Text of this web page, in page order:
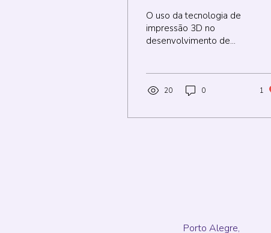
Personalização na
prática: estudo
clínico
O uso da tecnologia de
impressão 3D no
desenvolvimento de
bancada, nas...
20 0 1
Porto Alegre,